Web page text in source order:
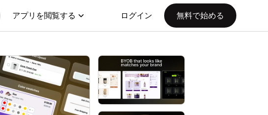
アプリを閲覧する ログイン 無料で始める